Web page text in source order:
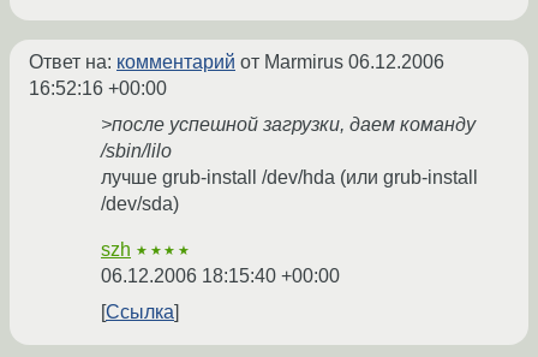
Ответ на: комментарий от Marmirus 06.12.2006
16:52:16 +00:00
>после успешной загрузки, даем команду
/sbin/lilo
лучше grub-install /dev/hda (или grub-install
/dev/sda)
szh ★★★★
06.12.2006 18:15:40 +00:00
Ссылка